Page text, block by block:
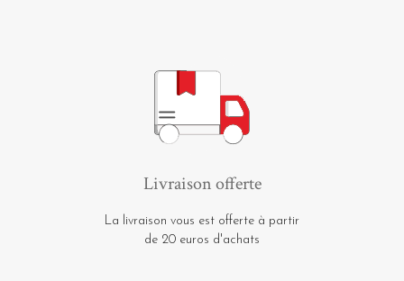
Livraison offerte
La livraison vous est offerte à partir
de 20 euros d'achats